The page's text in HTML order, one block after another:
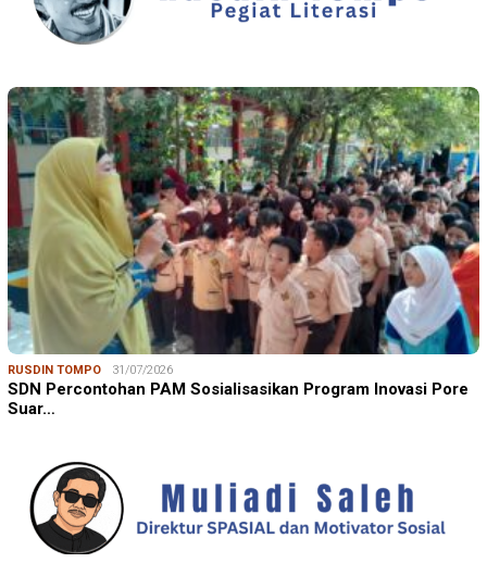
RUSDIN TOMPO 31/07/2026
SDN Percontohan PAM Sosialisasikan Program Inovasi Pore
Suar…